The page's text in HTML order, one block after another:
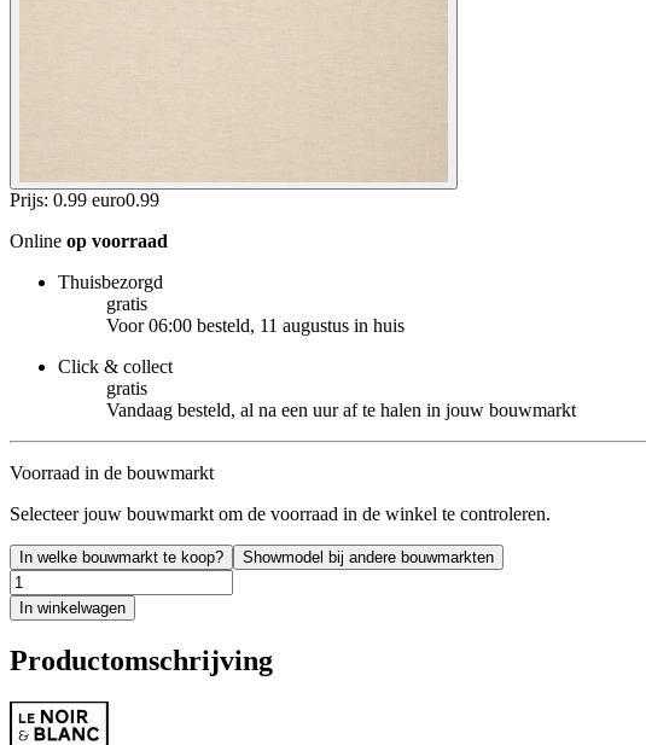
Prijs: 0.99 euro0.99
Online op voorraad
Thuisbezorgd
gratis
Voor 06:00 besteld, 11 augustus in huis
Click & collect
gratis
Vandaag besteld, al na een uur af te halen in jouw bouwmarkt
Voorraad in de bouwmarkt
Selecteer jouw bouwmarkt om de voorraad in de winkel te controleren.
In welke bouwmarkt te koop? Showmodel bij andere bouwmarkten
In winkelwagen
Productomschrijving